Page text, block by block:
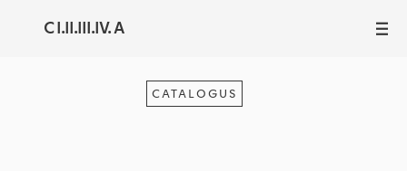
C I.II.III.IV. A III
CATALOGUS